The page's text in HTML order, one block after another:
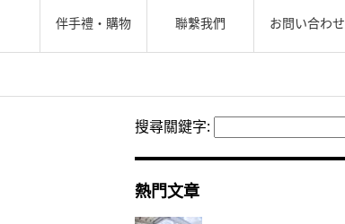
伴手禮・購物 聯繫我們 お問い合わせ
搜尋關鍵字:
熱門文章